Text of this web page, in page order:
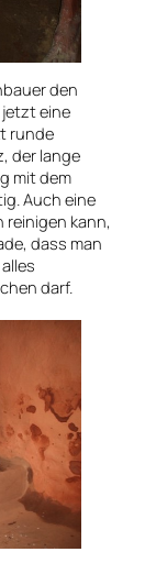
den
eine
runde
der lange
mit dem
Auch eine
reinigen kann,
dass man
darf.